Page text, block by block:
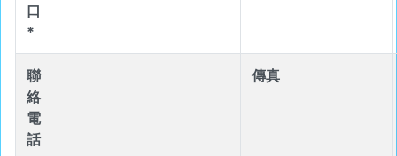
口
*
聯
絡
電
話
傳真